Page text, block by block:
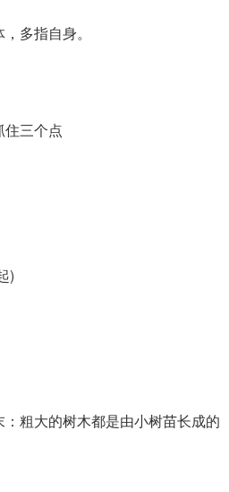
多指自身。
住三个点
)
粗大的树木都是由小树苗长成的